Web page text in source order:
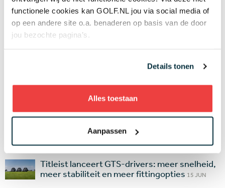
functionele cookies kan GOLF.NL jou via social media of
op een andere site o.a. benaderen op basis van de door
jou bezochte pagina’s.
Details tonen
Alles toestaan
Aanpassen
praten voor golfadvies, het kan nu met Arccos
20 JUL
Nieuw op de markt: Messi-golfschoenen,
Deze golfballen worden voor meer dan
putters, titanium fairwaywoods van Callaway
en Solheim Cup-kleding voor vrijwilligers onthuld21 JUN
Titleist lanceert GTS-drivers: meer snelheid,
meer stabiliteit en meer fittingopties 15 JUN